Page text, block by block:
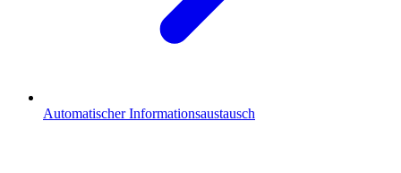
Automatischer Informationsaustausch